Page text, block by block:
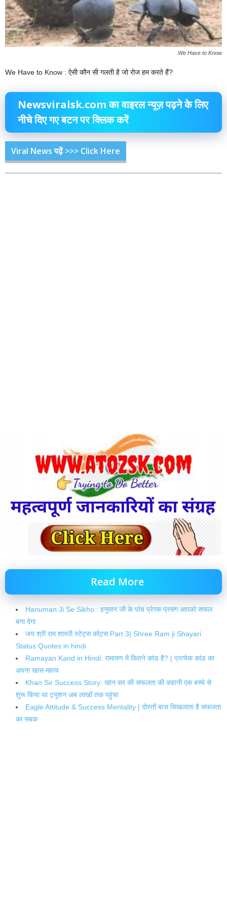
We Have to Know
We Have to Know : ऐसी कौन सी गलती है जो रोज हम करते हैं?
Newsviralsk.com का वाइरल न्यूज़ पढ़ने के लिए
नीचे दिए गए बटन पर क्लिक करें
Viral News पढ़ें >>> Click Here
Read More
Hanuman Ji Se Sikho : हनुमान जी के पांच प्रेरक प्रसंग आपको सफल
बना देगा
जय श्री राम शायरी स्टेट्स कोट्स Part 3| Shree Ram ji Shayari
Status Quotes in hindi
Ramayan Kand in Hindi: रामायण में कितने कांड है? | प्रत्येक कांड का
अपना खास महत्व
Khan Sir Success Story: खान सर की सफलता की कहानी एक बच्चे से
शुरू किया था ट्यूशन अब लाखों तक पहुंचा
Eagle Attitude & Success Mentality | दोस्तों बाज सिखलाता है सफलता
का सबक